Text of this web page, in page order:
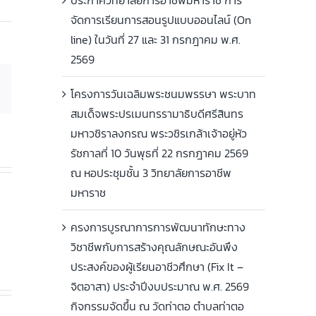
จัดการเรียนการสอนรูปแบบออนไลน์ (On
line) ในวันที่ 27 และ 31 กรกฎาคม พ.ศ.
2569
โครงการวันเฉลิมพระชนมพรรษา พระบาท
สมเด็จพระปรเมนทรรามาธิบดีศรีสินทร
มหาวชิราลงกรณ พระวชิรเกล้าเจ้าอยู่หัว
รัชกาลที่ 10 วันพุธที่ 22 กรกฎาคม 2569
ณ หอประชุมชั้น 3 วิทยาลัยการอาชีพ
มหาราช
ครงการบูรณาการการพัฒนาทักษะทาง
วิชาชีพกับการสร้างคุณลักษณะอันพึง
ประสงค์ของผู้เรียนอาชีวศึกษา (Fix It –
จิตอาสา) ประจำปีงบประมาณ พ.ศ. 2569
กิจกรรมจัดขึ้น ณ วัดท่าตอ ตำบลท่าตอ